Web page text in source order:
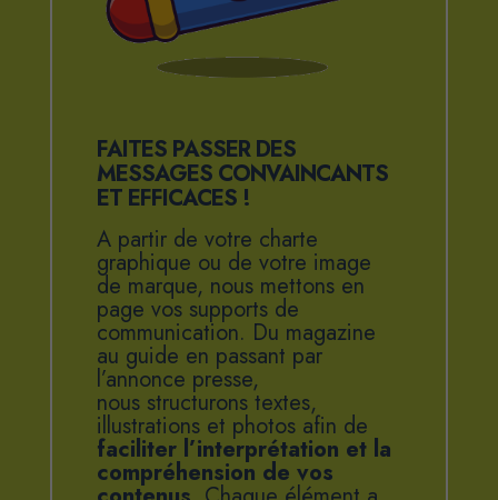
FAITES PASSER DES
MESSAGES CONVAINCANTS
ET EFFICACES !
A partir de votre charte
graphique ou de votre image
de marque, nous mettons en
page vos supports de
communication. Du magazine
au guide en passant par
l’annonce presse,
nous structurons textes,
illustrations et photos afin de
faciliter l’interprétation et la
compréhension de vos